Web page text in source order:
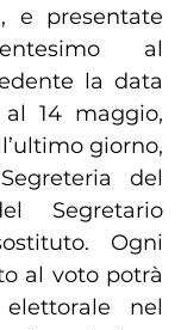
e presentate
al
la data
14 maggio,
giorno,
del
Segretario
Ogni
al voto potrà
nel